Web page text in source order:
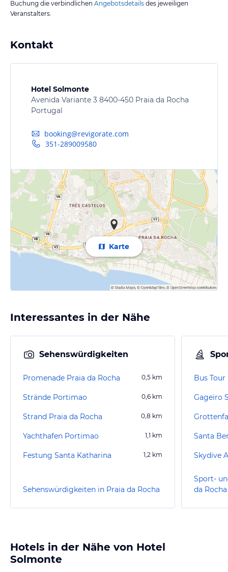
Buchung die verbindlichen Angebotsdetails des jeweiligen
Veranstalters.
Kontakt
Hotel Solmonte
Avenida Variante 3 8400-450 Praia da Rocha
Portugal
booking@revigorate.com
351-289009580
Karte
Interessantes in der Nähe
Sehenswürdigkeiten
Promenade Praia da Rocha 0,5 km
Strände Portimao 0,6 km
Strand Praia da Rocha 0,8 km
Yachthafen Portimao 1,1 km
Festung Santa Katharina 1,2 km
Sehenswürdigkeiten in Praia da Rocha
Bus Tour
Santa
Skydive
Sport-
da Rocha
Hotels in der Nähe von Hotel
Solmonte